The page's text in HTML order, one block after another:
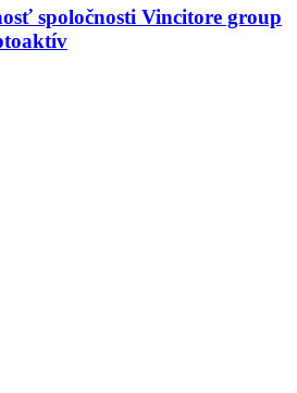
spoločnosti Vincitore group